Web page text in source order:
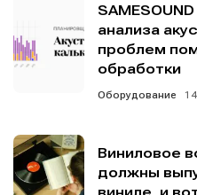
анализа
проблем
обработки
Оборудование
Виниловое
должны